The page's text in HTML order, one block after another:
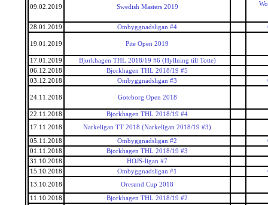
09.02.2019 Swedish Masters 2019
28.01.2019 Ombyggnadsligan #4
19.01.2019 Pite Open 2019
17.01.2019
Bjorkhagen THL 2018/19 #6 (Hyllning till Totte)
06.12.2018
Bjorkhagen THL 2018/19 #5
03.12.2018
Ombyggnadsligan #3
24.11.2018 Goteborg Open 2018
22.11.2018
Bjorkhagen THL 2018/19 #4
17.11.2018
Narkeligan TT 2018 (Narkeligan 2018/19 #3)
05.11.2018 Ombyggnadsligan #2
01.11.2018
Bjorkhagen THL 2018/19 #3
31.10.2018
HOJS-ligan #7
15.10.2018
Ombyggnadsligan #1
13.10.2018
Oresund Cup 2018
11.10.2018
Bjorkhagen THL 2018/19 #2